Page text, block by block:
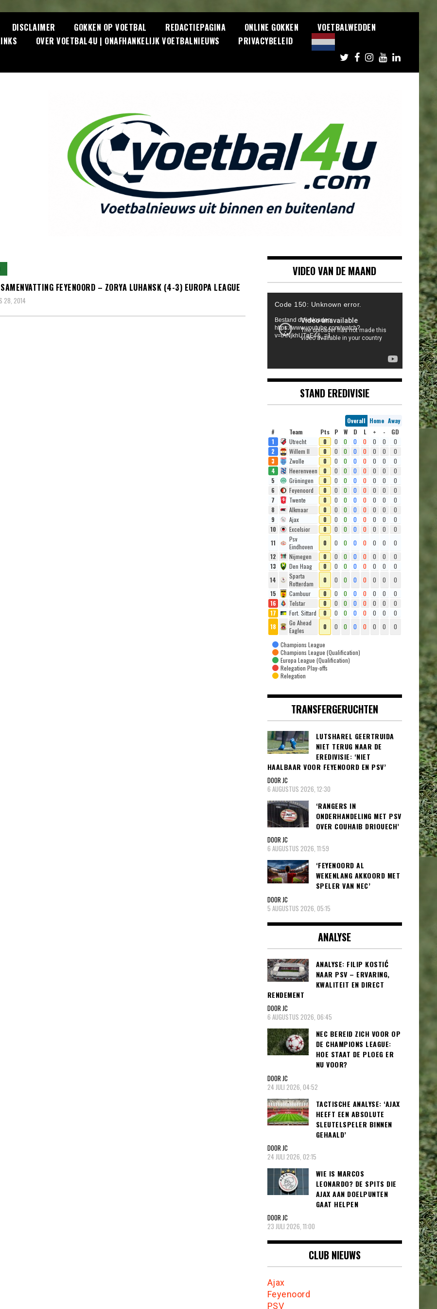
DISCLAIMER GOKKEN OP VOETBAL REDACTIEPAGINA ONLINE GOKKEN
VOETBALWEDDEN
OVER VOETBAL4U | ONAFHANKELIJK VOETBALNIEUWS PRIVACYBELEID
FEYENOORD – ZORYA LUHANSK (4-3) EUROPA LEAGUE
28, 2014
VIDEO VAN DE MAAND
Code 150: Unknown error.
Bestand downloaden:
https://www.youtube.com/watch?
v=iANjkhUTqE4&_=1
STAND EREDIVISIE
Overall Home Away
#
Team Pts P W D L + -
GD
1
Utrecht 0 0 0 0 0 0 0
0
2
Willem II 0 0 0 0 0 0 0
0
3
Zwolle 0 0 0 0 0 0 0
0
4
Heerenveen 0 0 0 0 0 0 0
0
5
Gröningen 0 0 0 0 0 0 0
0
6
Feyenoord 0 0 0 0 0 0 0
0
7
Twente 0 0 0 0 0 0 0
0
8
Alkmaar 0 0 0 0 0 0 0
0
9
Ajax 0 0 0 0 0 0 0
0
10
Excelsior 0 0 0 0 0 0 0
0
11
Psv
Eindhoven
0 0 0 0 0 0 0
0
12
Nijmegen 0 0 0 0 0 0 0
0
13
Den Haag 0 0 0 0 0 0 0
0
14
Sparta
Rotterdam
0 0 0 0 0 0 0
0
15
Cambuur 0 0 0 0 0 0 0
0
16
Telstar 0 0 0 0 0 0 0
0
17
Fort. Sittard 0 0 0 0 0 0 0
0
18
Go Ahead
Eagles
0 0 0 0 0 0 0 0
Champions League
Champions League (Qualification)
Europa League (Qualification)
Relegation Play-offs
Relegation
TRANSFERGERUCHTEN
LUTSHAREL GEERTRUIDA
NIET TERUG NAAR DE
EREDIVISIE: ‘NIET
HAALBAAR VOOR FEYENOORD EN PSV’
DOOR JC
6 AUGUSTUS 2026, 12:30
‘RANGERS IN
ONDERHANDELING MET PSV
OVER COUHAIB DRIOUECH’
DOOR JC
6 AUGUSTUS 2026, 11:59
‘FEYENOORD AL
WEKENLANG AKKOORD MET
SPELER VAN NEC’
DOOR JC
5 AUGUSTUS 2026, 05:15
ANALYSE
ANALYSE: FILIP KOSTIĆ
NAAR PSV – ERVARING,
KWALITEIT EN DIRECT
RENDEMENT
DOOR JC
6 AUGUSTUS 2026, 06:45
NEC BEREID ZICH VOOR OP
DE CHAMPIONS LEAGUE:
HOE STAAT DE PLOEG ER
NU VOOR?
DOOR JC
24 JULI 2026, 04:52
TACTISCHE ANALYSE: ‘AJAX
HEEFT EEN ABSOLUTE
SLEUTELSPELER BINNEN
GEHAALD’
DOOR JC
24 JULI 2026, 02:15
WIE IS MARCOS
LEONARDO? DE SPITS DIE
AJAX AAN DOELPUNTEN
GAAT HELPEN
DOOR JC
23 JULI 2026, 11:00
CLUB NIEUWS
Ajax
Feyenoord
PSV